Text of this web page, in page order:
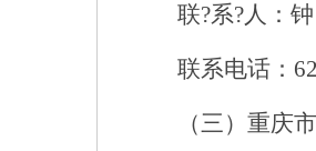
联?系?人：
联系电话：
（三）重庆